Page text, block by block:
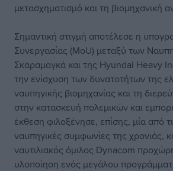
μετασχηματισμό και τη βιομηχανική
Σημαντική στιγμή αποτέλεσε η
Συνεργασίας (MoU) μεταξύ των
Σκαραμαγκά και της Hyundai Heavy
την ενίσχυση των δυνατοτήτων της
ναυπηγικής βιομηχανίας και τη
στην κατασκευή πολεμικών και
έκθεση φιλοξένησε, επίσης, μία από
ναυπηγικές συμφωνίες της χρονιάς,
ναυτιλιακός όμιλος Dynacom
υλοποίηση ενός μεγάλου